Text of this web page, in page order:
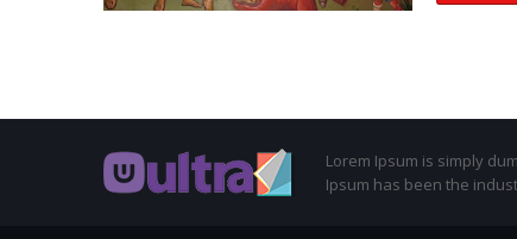
Lorem Ipsum is simply
Ipsum has been the